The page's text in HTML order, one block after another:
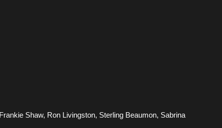
Shaw, Ron Livingston, Sterling Beaumon, Sabrina